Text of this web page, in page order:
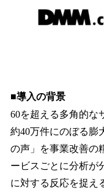
■導入の背景
60を超える多角的な
約40万件にのぼる膨
の声」を事業改善の
ービスごとに分析が
に対する反応を捉え